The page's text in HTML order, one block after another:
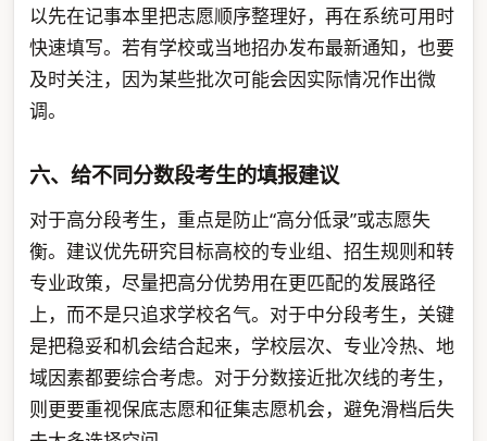
以先在记事本里把志愿顺序整理好，再在系统可用时
快速填写。若有学校或当地招办发布最新通知，也要
及时关注，因为某些批次可能会因实际情况作出微
调。
六、给不同分数段考生的填报建议
对于高分段考生，重点是防止“高分低录”或志愿失
衡。建议优先研究目标高校的专业组、招生规则和转
专业政策，尽量把高分优势用在更匹配的发展路径
上，而不是只追求学校名气。对于中分段考生，关键
是把稳妥和机会结合起来，学校层次、专业冷热、地
域因素都要综合考虑。对于分数接近批次线的考生，
则更要重视保底志愿和征集志愿机会，避免滑档后失